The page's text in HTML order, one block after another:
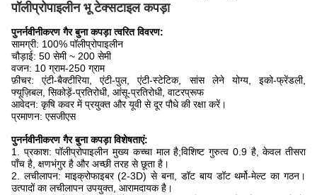
पॉलीप्रोपाइलीन भू टेक्सटाइल कपड़ा
पुनर्नवीनीकरण गैर बुना कपड़ा त्वरित विवरण:
सामग्री: 100% पॉलीप्रोपाइलीन
चौड़ाई: 50 सेमी ~ 200 सेमी
वजन: 10 ग्राम-250 ग्राम
फ़ीचर: एंटी-बैक्टीरिया, एंटी-पुल, एंटी-स्टेटिक, सांस लेने योग्य, इको-फ्रेंडली,
फ्यूज़िबल, सिकोड़ें-प्रतिरोधी, आंसू-प्रतिरोधी, वाटरप्रूफ
आवेदन: कृषि कवर में प्रयुक्त और यूवी से दूर पौधे की रक्षा करें।
प्रमाणन: एसजीएस
पुनर्नवीनीकरण गैर बुना कपड़ा विशेषताएं:
1. प्रकाश: पॉलीप्रोपाइलीन मुख्य कच्चा माल है;विशिष्ट गुरुत्व 0.9 है, केवल तीसरा
पाँच है, क्षणभंगुर है और अच्छी तरह से छूता है।
2. लचीलापन: माइक्रोफाइबर (2-3D) से बना, डॉट बाय डॉट थर्मो-मेल्ट का गठन।
उत्पादों का लचीलापन उपयुक्त, आरामदायक है।